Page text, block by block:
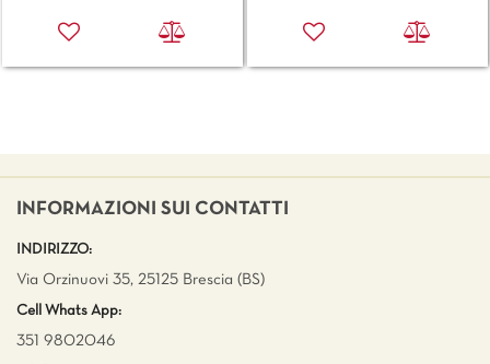
INFORMAZIONI SUI CONTATTI
INDIRIZZO:
Via Orzinuovi 35, 25125 Brescia (BS)
Cell Whats App:
351 9802046